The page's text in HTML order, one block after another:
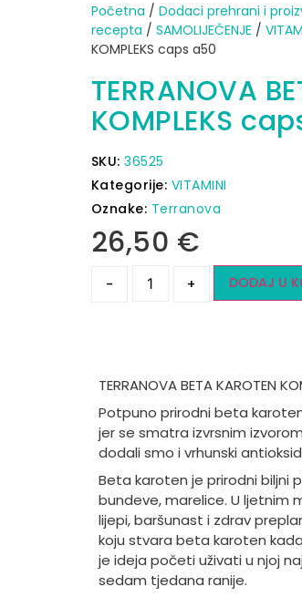
Početna / Dodaci prehrani i
recepta / SAMOLIJEČENJE /
KOMPLEKS caps a50
TERRANOVA
KOMPLEKS
SKU: 36525
Kategorije: VITAMINI
Oznake: Terranova
26,50 €
- + DODAJ U
TERRANOVA BETA KAROTEN
Potpuno prirodni beta
jer se smatra izvrsnim
dodali smo i vrhunski
Beta karoten je prirodni biljni
bundeve, marelice. U ljetnim
lijepi, baršunast i zdrav
koju stvara beta karoten
je ideja početi uživati u njoj
sedam tjedana ranije.